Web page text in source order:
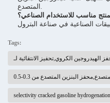
المتصدع.
مناسب للاستخدام الصناعي؟
Tags:
selectivity cracked gasoline